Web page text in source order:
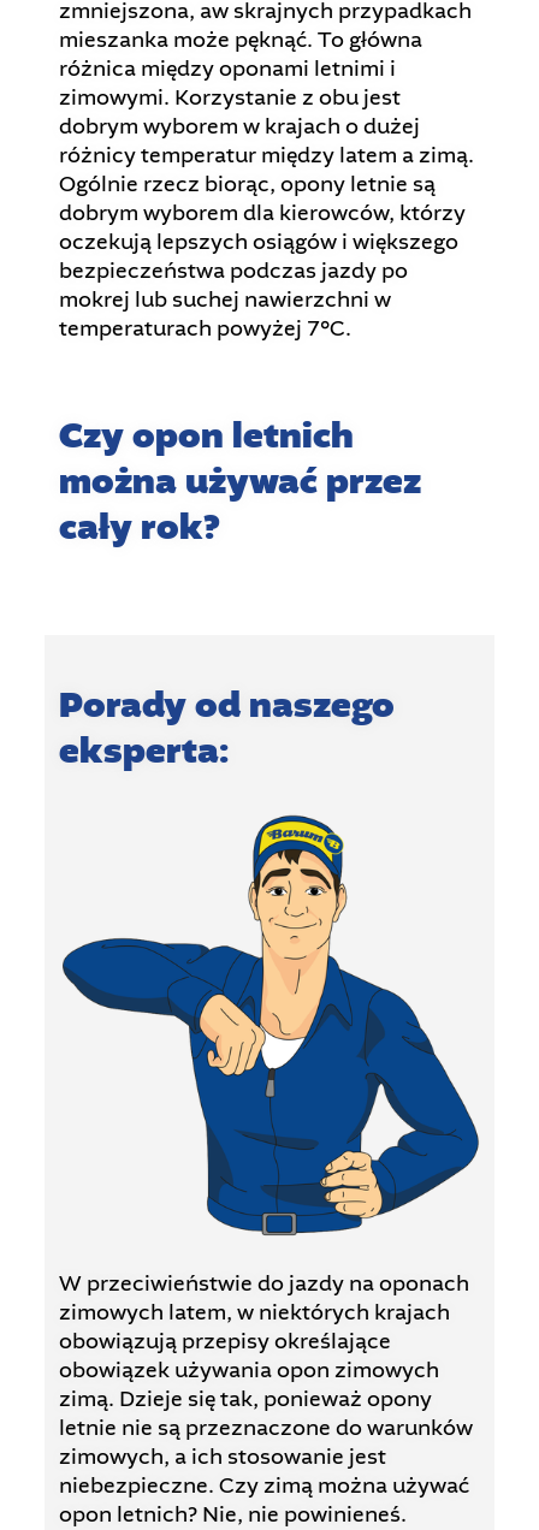
zmniejszona, aw skrajnych przypadkach
mieszanka może pęknąć. To główna
różnica między oponami letnimi i
zimowymi. Korzystanie z obu jest
dobrym wyborem w krajach o dużej
różnicy temperatur między latem a zimą.
Ogólnie rzecz biorąc, opony letnie są
dobrym wyborem dla kierowców, którzy
oczekują lepszych osiągów i większego
bezpieczeństwa podczas jazdy po
mokrej lub suchej nawierzchni w
temperaturach powyżej 7°C.
Czy opon letnich
można używać przez
cały rok?
Porady od naszego
eksperta:
W przeciwieństwie do jazdy na oponach
zimowych latem, w niektórych krajach
obowiązują przepisy określające
obowiązek używania opon zimowych
zimą. Dzieje się tak, ponieważ opony
letnie nie są przeznaczone do warunków
zimowych, a ich stosowanie jest
niebezpieczne. Czy zimą można używać
opon letnich? Nie, nie powinieneś.